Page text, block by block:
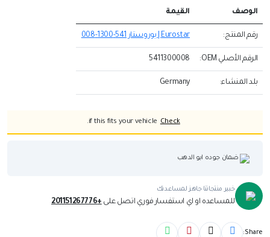
الوصف القيمة
رقم المنتج: Eurostar | يوروستار 541-1300-008
الرقم الأصلي OEM: 5411300008
بلد المنشاء: Germany
Check
if this fits your vehicle.
ضمان جوده ابو الدهب
خبير منتجاتنا جاهز لمساعدتك
للمساعده او اي استفسار فوري اتصل على+201151267776
Share: